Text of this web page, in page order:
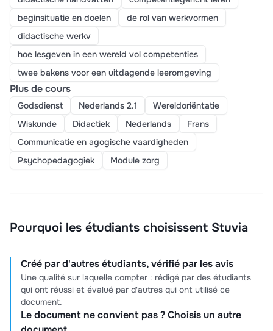
beginsituatie en doelen
de rol van werkvormen
didactische werkv
hoe lesgeven in een wereld vol competenties
twee bakens voor een uitdagende leeromgeving
Plus de cours
Godsdienst Nederlands 2.1
Wereldoriëntatie
Wiskunde
Didactiek Nederlands
Frans
Communicatie en agogische vaardigheden
Psychopedagogiek
Module zorg
Pourquoi les étudiants choisissent Stuvia
Créé par d'autres étudiants, vérifié par les avis
Une qualité sur laquelle compter : rédigé par des étudiants
qui ont réussi et évalué par d'autres qui ont utilisé ce
document.
Le document ne convient pas ? Choisis un autre